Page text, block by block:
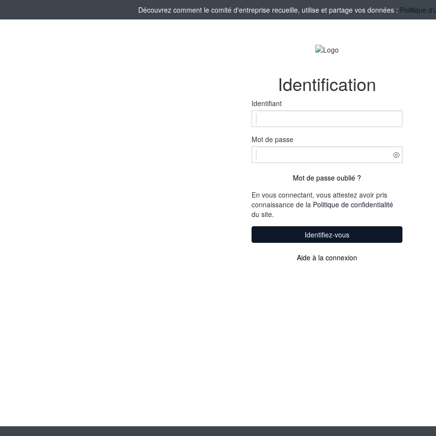
Découvrez comment le comité d'entreprise recueille, utilise et partage vos données : Politique
Identification
Identifiant
Mot de passe
Mot de passe oublié ?
En vous connectant, vous attestez avoir pris
connaissance de la Politique de confidentialité
du site.
Identifiez-vous
Aide à la connexion